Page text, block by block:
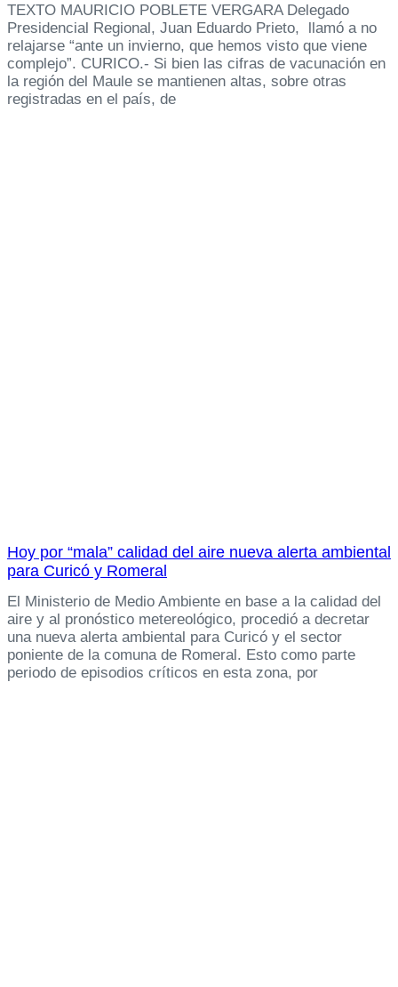
TEXTO MAURICIO POBLETE VERGARA Delegado
Presidencial Regional, Juan Eduardo Prieto, llamó a no
relajarse “ante un invierno, que hemos visto que viene
complejo”. CURICO.- Si bien las cifras de vacunación en
la región del Maule se mantienen altas, sobre otras
registradas en el país, de
Hoy por “mala” calidad del aire nueva alerta ambiental
para Curicó y Romeral
El Ministerio de Medio Ambiente en base a la calidad del
aire y al pronóstico metereológico, procedió a decretar
una nueva alerta ambiental para Curicó y el sector
poniente de la comuna de Romeral. Esto como parte
periodo de episodios críticos en esta zona, por